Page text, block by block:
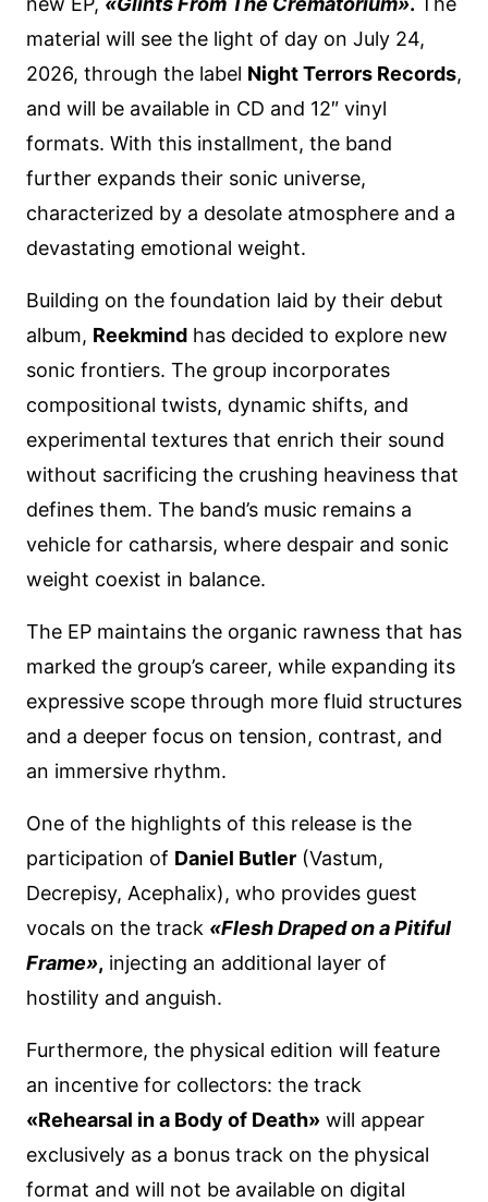
material will see the light of day on July 24,
2026, through the label Night Terrors Records,
and will be available in CD and 12″ vinyl
formats. With this installment, the band
further expands their sonic universe,
characterized by a desolate atmosphere and a
devastating emotional weight.
Building on the foundation laid by their debut
album, Reekmind has decided to explore new
sonic frontiers. The group incorporates
compositional twists, dynamic shifts, and
experimental textures that enrich their sound
without sacrificing the crushing heaviness that
defines them. The band’s music remains a
vehicle for catharsis, where despair and sonic
weight coexist in balance.
The EP maintains the organic rawness that has
marked the group’s career, while expanding its
expressive scope through more fluid structures
and a deeper focus on tension, contrast, and
an immersive rhythm.
One of the highlights of this release is the
participation of Daniel Butler (Vastum,
Decrepisy, Acephalix), who provides guest
vocals on the track «Flesh Draped on a Pitiful
Frame», injecting an additional layer of
hostility and anguish.
Furthermore, the physical edition will feature
an incentive for collectors: the track
«Rehearsal in a Body of Death» will appear
exclusively as a bonus track on the physical
format and will not be available on digital